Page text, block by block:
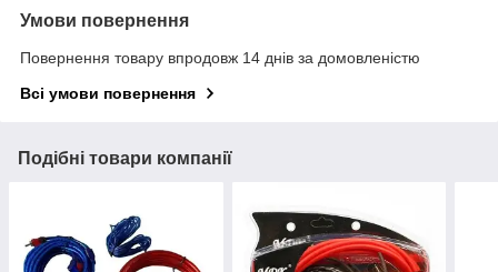
Умови повернення
Повернення товару впродовж 14 днів за домовленістю
Всі умови повернення
Подібні товари компанії